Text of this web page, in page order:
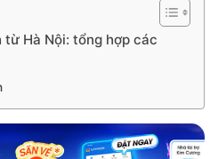
Hà Nội: tổng hợp các